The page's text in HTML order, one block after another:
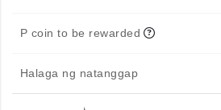
P coin to be rewarded
Halaga ng natanggap